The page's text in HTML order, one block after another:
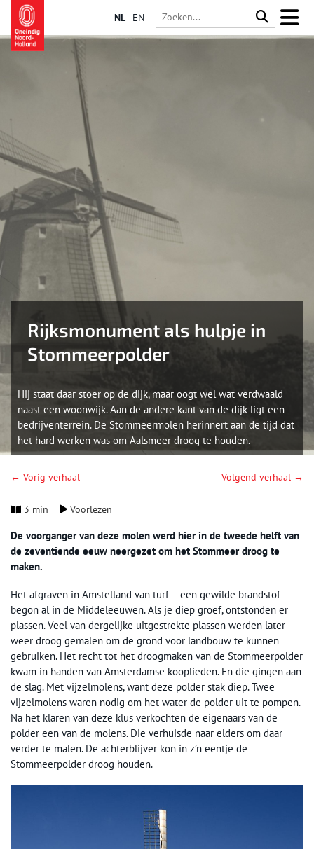
NL EN
Rijksmonument als hulpje in
Stommeerpolder
Hij staat daar stoer op de dijk, maar oogt wel wat verdwaald
naast een woonwijk. Aan de andere kant van de dijk ligt een
bedrijventerrein. De Stommeermolen herinnert aan de tijd dat
het hard werken was om Aalsmeer droog te houden.
← Vorig verhaal Volgend verhaal →
3 min Voorlezen
De voorganger van deze molen werd hier in de tweede helft van
de zeventiende eeuw neergezet om het Stommeer droog te
maken.
Het afgraven in Amstelland van turf – een gewilde brandstof –
begon al in de Middeleeuwen. Als je diep groef, ontstonden er
plassen. Veel van dergelijke uitgestrekte plassen werden later
weer droog gemalen om de grond voor landbouw te kunnen
gebruiken. Het recht tot het droogmaken van de Stommeerpolder
kwam in handen van Amsterdamse kooplieden. En die gingen aan
de slag. Met vijzelmolens, want deze polder stak diep. Twee
vijzelmolens waren nodig om het water de polder uit te pompen.
Na het klaren van deze klus verkochten de eigenaars van de
polder een van de molens. Die verhuisde naar elders om daar
verder te malen. De achterblijver kon in z’n eentje de
Stommeerpolder droog houden.